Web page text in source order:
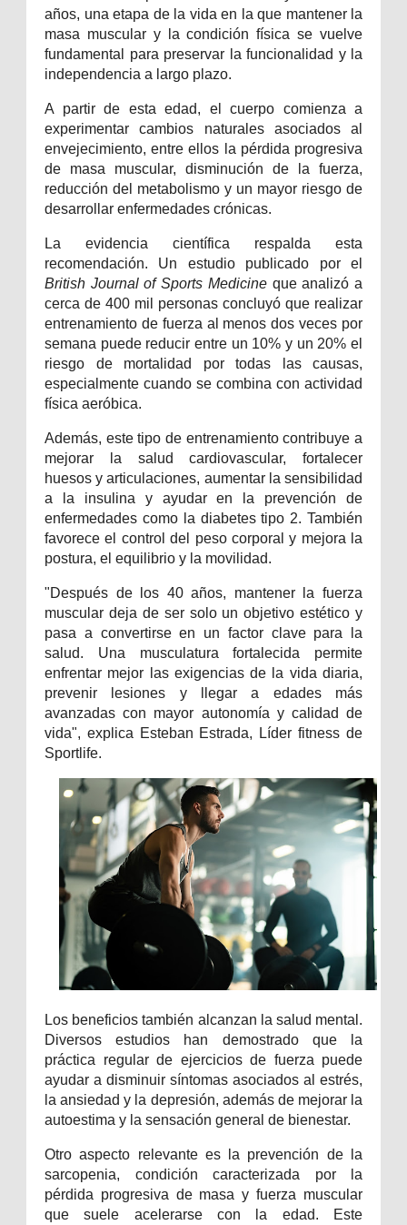
años, una etapa de la vida en la que mantener la
masa muscular y la condición física se vuelve
fundamental para preservar la funcionalidad y la
independencia a largo plazo.
A partir de esta edad, el cuerpo comienza a
experimentar cambios naturales asociados al
envejecimiento, entre ellos la pérdida progresiva
de masa muscular, disminución de la fuerza,
reducción del metabolismo y un mayor riesgo de
desarrollar enfermedades crónicas.
La evidencia científica respalda esta
recomendación. Un estudio publicado por el
British Journal of Sports Medicineque analizó a
cerca de 400 mil personas concluyó que realizar
entrenamiento de fuerza al menos dos veces por
semana puede reducir entre un 10% y un 20% el
riesgo de mortalidad por todas las causas,
especialmente cuando se combina con actividad
física aeróbica.
Además, este tipo de entrenamiento contribuye a
mejorar la salud cardiovascular, fortalecer
huesos y articulaciones, aumentar la sensibilidad
a la insulina y ayudar en la prevención de
enfermedades como la diabetes tipo 2. También
favorece el control del peso corporal y mejora la
postura, el equilibrio y la movilidad.
"Después de los 40 años, mantener la fuerza
muscular deja de ser solo un objetivo estético y
pasa a convertirse en un factor clave para la
salud. Una musculatura fortalecida permite
enfrentar mejor las exigencias de la vida diaria,
prevenir lesiones y llegar a edades más
avanzadas con mayor autonomía y calidad de
vida", explica Esteban Estrada, Líder fitness de
Sportlife.
Los beneficios también alcanzan la salud mental.
Diversos estudios han demostrado que la
práctica regular de ejercicios de fuerza puede
ayudar a disminuir síntomas asociados al estrés,
la ansiedad y la depresión, además de mejorar la
autoestima y la sensación general de bienestar.
Otro aspecto relevante es la prevención de la
sarcopenia, condición caracterizada por la
pérdida progresiva de masa y fuerza muscular
que suele acelerarse con la edad. Este